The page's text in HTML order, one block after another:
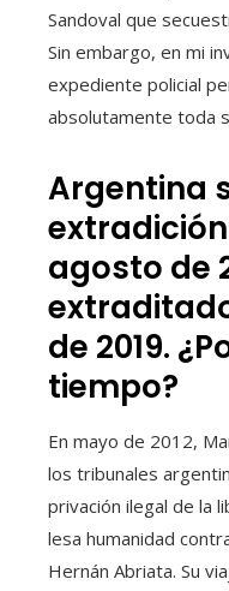
Sandoval que
Sin embargo, en mi
expediente policial
absolutamente toda
Argentina
agosto de
de 2019.
tiempo?
En mayo de 2012,
los tribunales
privación ilegal de la
lesa humanidad
Hernán Abriata. Su